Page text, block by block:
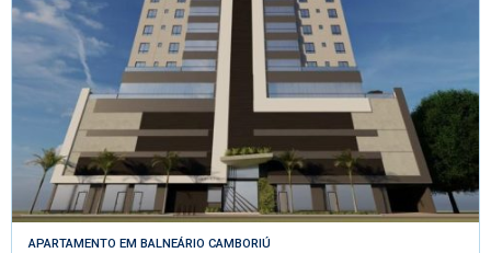
APARTAMENTO EM BALNEÁRIO CAMBORIÚ